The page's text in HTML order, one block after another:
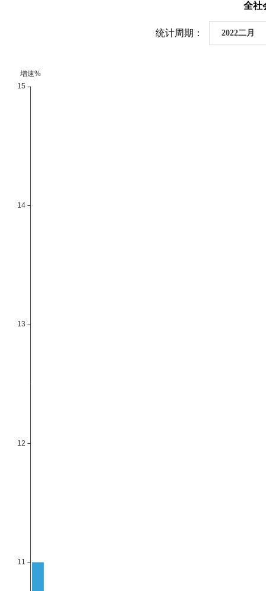
全社
统计周期： 2022二月